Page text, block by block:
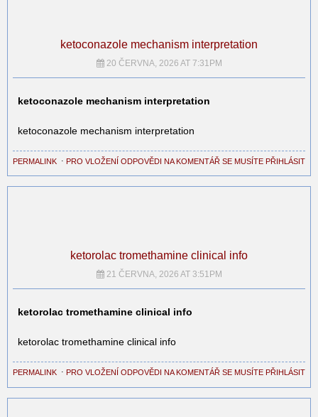
ketoconazole mechanism interpretation
20 ČERVNA, 2026 AT 7:31PM
ketoconazole mechanism interpretation
ketoconazole mechanism interpretation
PERMALINK ⋅ PRO VLOŽENÍ ODPOVĚDI NA KOMENTÁŘ SE MUSÍTE PŘIHLÁSIT
ketorolac tromethamine clinical info
21 ČERVNA, 2026 AT 3:51PM
ketorolac tromethamine clinical info
ketorolac tromethamine clinical info
PERMALINK ⋅ PRO VLOŽENÍ ODPOVĚDI NA KOMENTÁŘ SE MUSÍTE PŘIHLÁSIT